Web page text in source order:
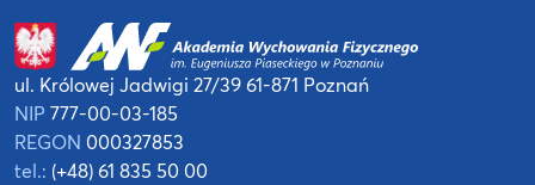
ul. Królowej Jadwigi 27/3961-871 Poznań
NIP 777-00-03-185
REGON 000327853
tel.: (+48) 61 835 50 00